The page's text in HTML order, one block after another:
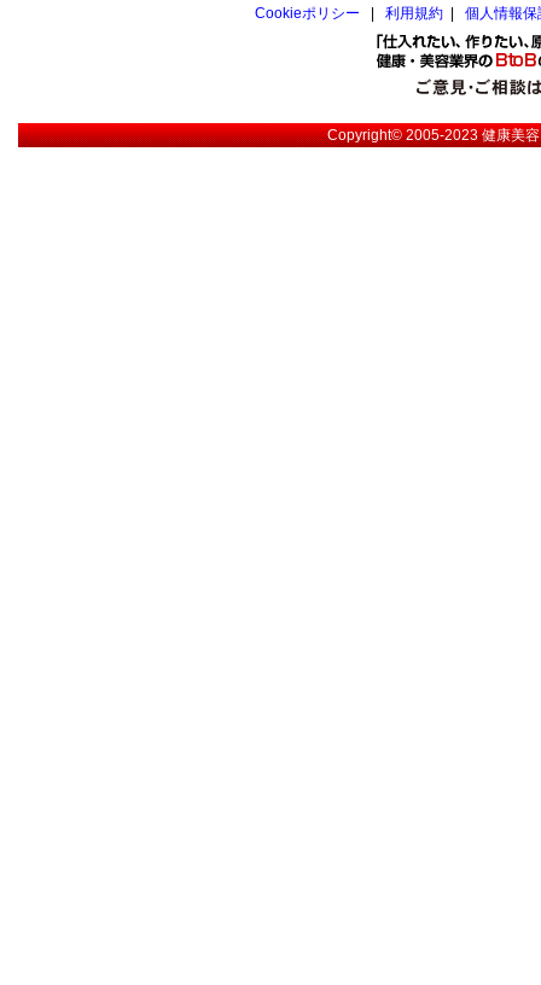
Cookieポリシー
利用規約 個人情報
Copyright© 2005-2023健康美